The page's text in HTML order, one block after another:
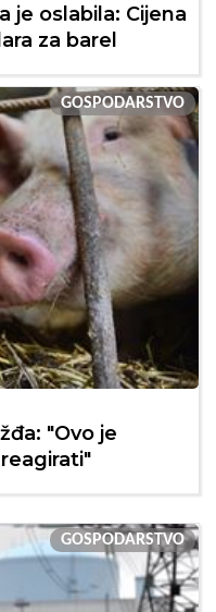
je oslabila: Cijena
za barel
GOSPODARSTVO
"Ovo je
GOSPODARSTVO